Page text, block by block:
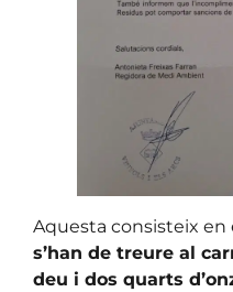
Aquesta consisteix en
s’han de treure al
deu i dos quarts